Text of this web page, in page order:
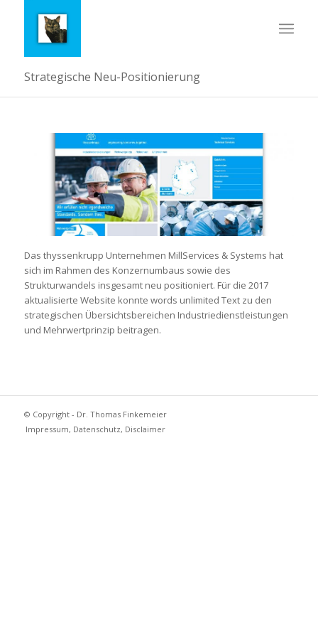
Strategische Neu-Positionierung
Das thyssenkrupp Unternehmen MillServices & Systems hat
sich im Rahmen des Konzernumbaus sowie des
Strukturwandels insgesamt neu positioniert. Für die 2017
aktualisierte Website konnte words unlimited Text zu den
strategischen Übersichtsbereichen Industriedienstleistungen
und Mehrwertprinzip beitragen.
© Copyright - Dr. Thomas Finkemeier
Impressum, Datenschutz, Disclaimer